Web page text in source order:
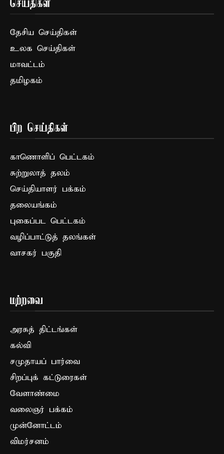
செய்திகள்
தேசிய செய்திகள்
உலக செய்திகள்
மாவட்டம்
தமிழகம்
பிற செய்திகள்
காணொளிப் பெட்டகம்
சுற்றுலாத் தலம்
செய்தியாளர் பக்கம்
தலையங்கம்
புகைப்பட பெட்டகம்
வழிப்பாட்டுத் தலங்கள்
வாசகர் பகுதி
மற்றவை
அரசுத் திட்டங்கள்
கல்வி
சமுதாயப் பார்வை
சிறப்புக் கட்டுரைகள்
வேளாண்மை
வலைஞர் பக்கம்
முன்னோட்டம்
விமர்சனம்